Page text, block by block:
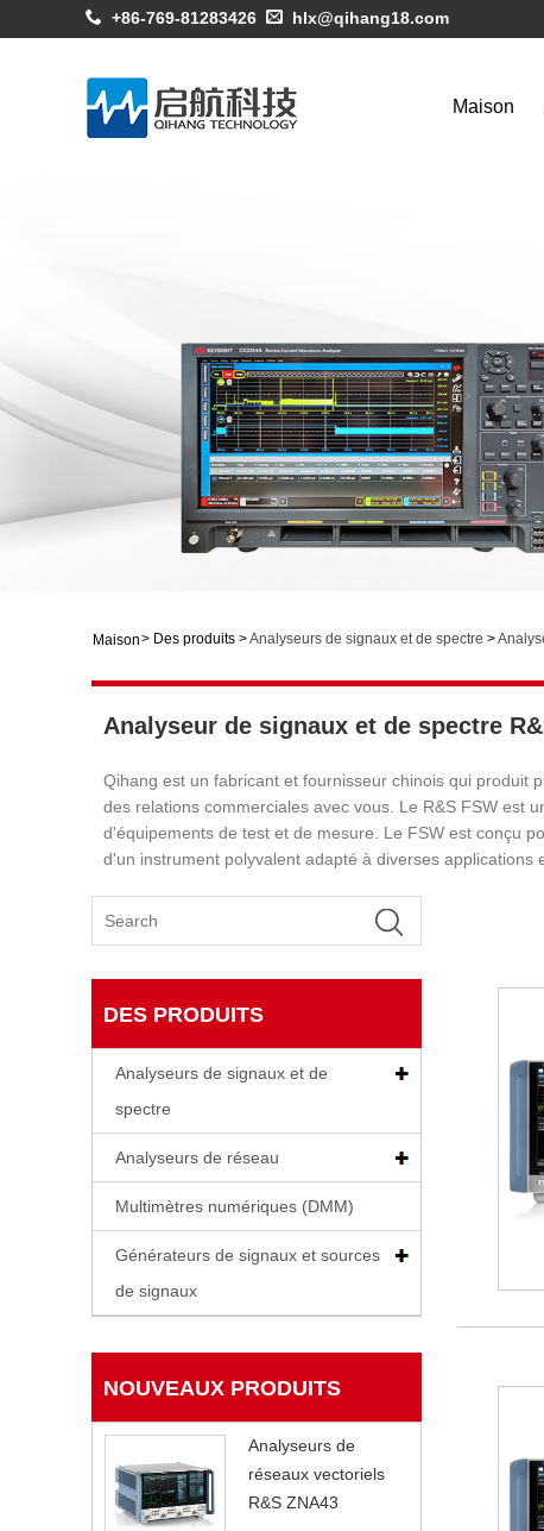
+86-769-81283426 hlx@qihang18.com
Maison
Maison> Des produits >Analyseurs de signaux et de spectre >
Analyseur de signaux et de spectre
Qihang est un fabricant et fournisseur chinois qui produit
des relations commerciales avec vous. Le R&S FSW est
d'équipements de test et de mesure. Le FSW est conçu
d'un instrument polyvalent adapté à diverses applications
DES PRODUITS
Analyseurs de signaux et de
spectre
Analyseurs de réseau
Multimètres numériques (DMM)
Générateurs de signaux et sources
de signaux
NOUVEAUX PRODUITS
Analyseurs de
réseaux vectoriels
R&S ZNA43